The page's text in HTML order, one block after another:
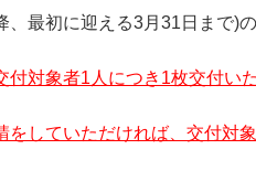
最初に迎える3月31日まで)
対象者1人につき1枚交付い
していただければ、交付対